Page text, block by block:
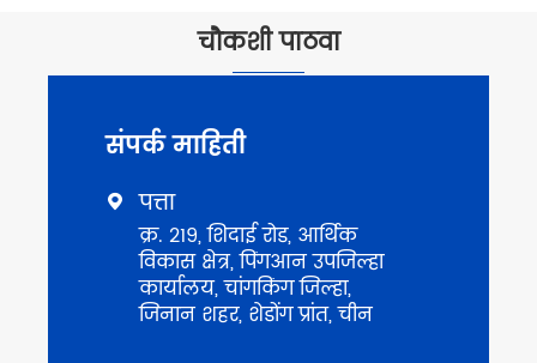
चौकशी पाठवा
संपर्क माहिती
 पत्ता
क्र. 219, शिदाई रोड, आर्थिक
विकास क्षेत्र, पिंगआन उपजिल्हा
कार्यालय, चांगकिंग जिल्हा,
जिनान शहर, शेडोंग प्रांत, चीन